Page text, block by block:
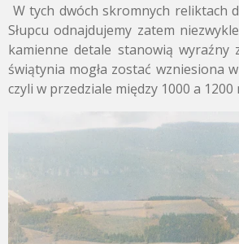
W tych dwóch skromnych reliktach
Słupcu odnajdujemy zatem
kamienne detale stanowią wyraźny
świątynia mogła zostać wzniesiona
czyli w przedziale między 1000 a 1200